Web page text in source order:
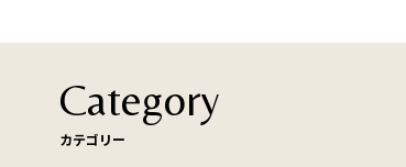
Category
カテゴリー